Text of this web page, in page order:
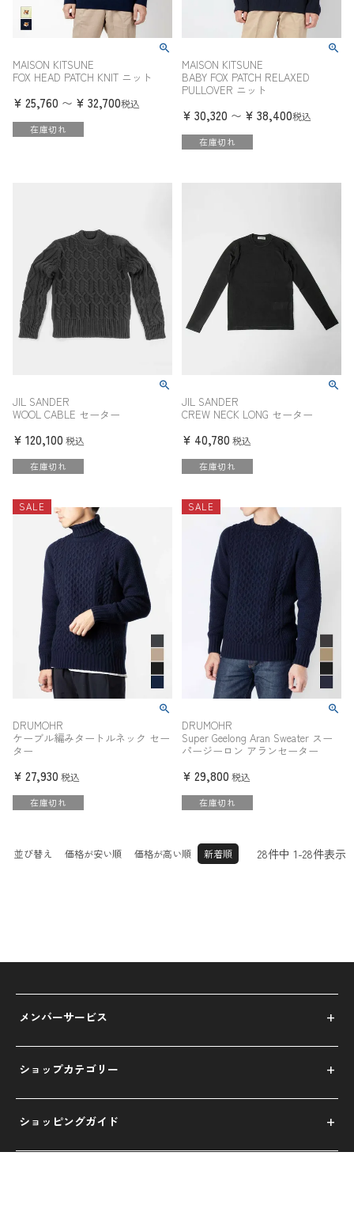
MAISON KITSUNE
FOX HEAD PATCH KNIT ニット
¥ 25,760 〜 ¥ 32,700税込
在庫切れ
MAISON KITSUNE
BABY FOX PATCH RELAXED
PULLOVER ニット
¥ 30,320 〜 ¥ 38,400税込
在庫切れ
JIL SANDER
WOOL CABLE セーター
¥ 120,100 税込
在庫切れ
JIL SANDER
CREW NECK LONG セーター
¥ 40,780 税込
在庫切れ
SALE
DRUMOHR
ケーブル編みタートルネック セー
ター
¥ 27,930 税込
在庫切れ
SALE
DRUMOHR
Super Geelong Aran Sweater スー
パージーロン アランセーター
¥ 29,800 税込
在庫切れ
並び替え 価格が安い順 価格が高い順 新着順 28件中 1-28件表示
メンバーサービス
ショップカテゴリー
ショッピングガイド